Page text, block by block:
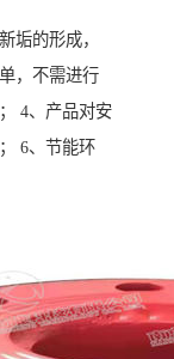
垢的形成，
，不需进行
4、产品对安
6、节能环